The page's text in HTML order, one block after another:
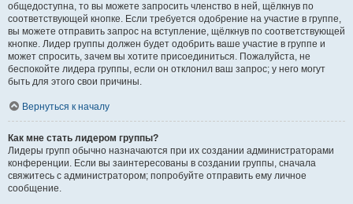
общедоступна, то вы можете запросить членство в ней, щёлкнув по
соответствующей кнопке. Если требуется одобрение на участие в группе,
вы можете отправить запрос на вступление, щёлкнув по соответствующей
кнопке. Лидер группы должен будет одобрить ваше участие в группе и
может спросить, зачем вы хотите присоединиться. Пожалуйста, не
беспокойте лидера группы, если он отклонил ваш запрос; у него могут
быть для этого свои причины.
Вернуться к началу
Как мне стать лидером группы?
Лидеры групп обычно назначаются при их создании администраторами
конференции. Если вы заинтересованы в создании группы, сначала
свяжитесь с администратором; попробуйте отправить ему личное
сообщение.